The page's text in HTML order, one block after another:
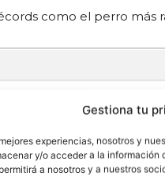
Gestiona tu
experiencias, nosotros y
y/o acceder a la
a nosotros y a nuestros
como el perro más